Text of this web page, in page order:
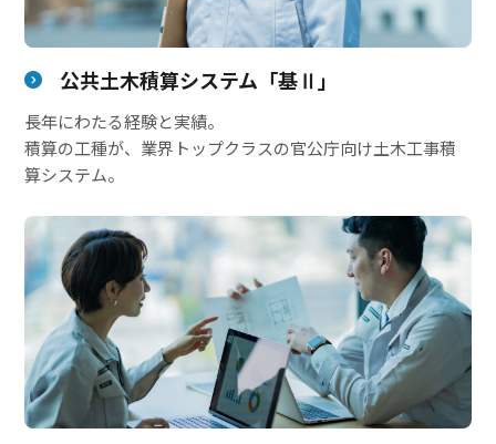
公共土木積算システム「基Ⅱ」
長年にわたる経験と実績。
積算の工種が、業界トップクラスの官公庁向け土木工事積
算システム。